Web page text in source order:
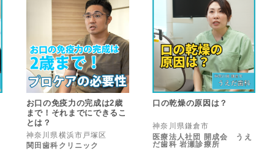
お口の免疫力の完成は2歳
まで！それまでにできるこ
とは？
神奈川県横浜市戸塚区
関田歯科クリニック
口の乾燥の原因は？
神奈川県鎌倉市
医療法人社団 開成会 うえ
だ歯科 岩瀬診療所